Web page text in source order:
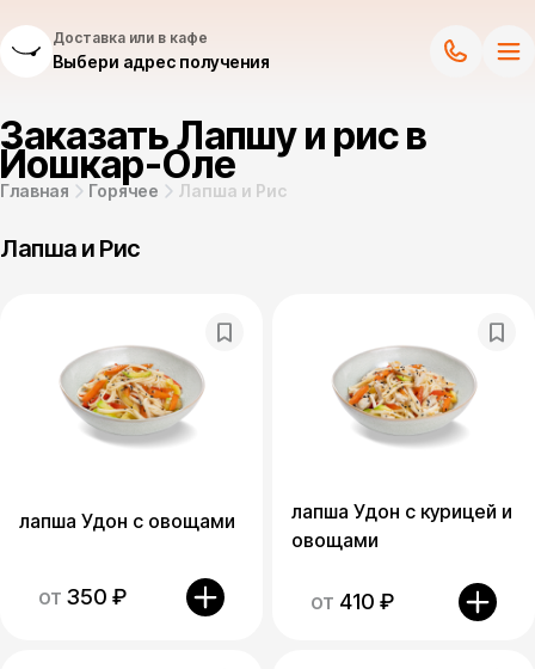
Доставка или в кафе
Выбери адрес получения
Заказать Лапшу и рис в
Йошкар-Оле
Главная Горячее Лапша и Рис
Лапша и Рис
лапша Удон с овощами
от 350 ₽
лапша Удон с курицей и
овощами
от 410 ₽